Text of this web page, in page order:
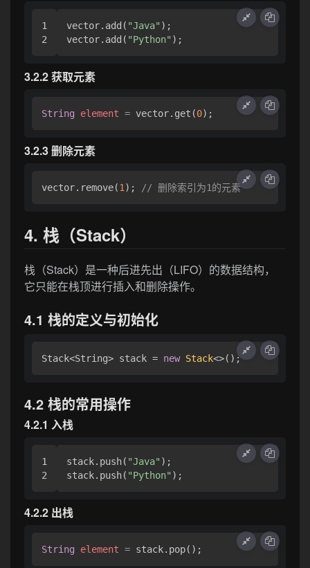
1
vector.add( "Java" );
vector.add( "Python"
3.2.2 获取元素
String element = vector.get(0
3.2.3 删除元素
vector.remove(1 ); // 删除索引为1的元素
4. 栈（Stack）
栈（Stack）是一种后进先出（LIFO）的数据结构，
它只能在栈顶进行插入和删除操作。
4.1 栈的定义与初始化
Stack<String> stack = new Stack
4.2 栈的常用操作
4.2.1 入栈
1
stack.push( "Java" );
stack.push( "Python"
4.2.2 出栈
String element =